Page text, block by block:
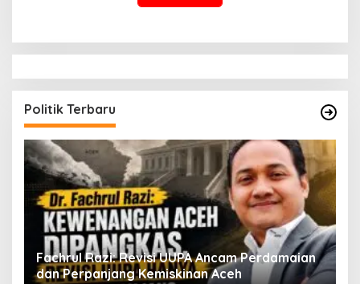
Politik Terbaru
Fachrul Razi: Revisi UUPA Ancam Perdamaian
dan Perpanjang Kemiskinan Aceh